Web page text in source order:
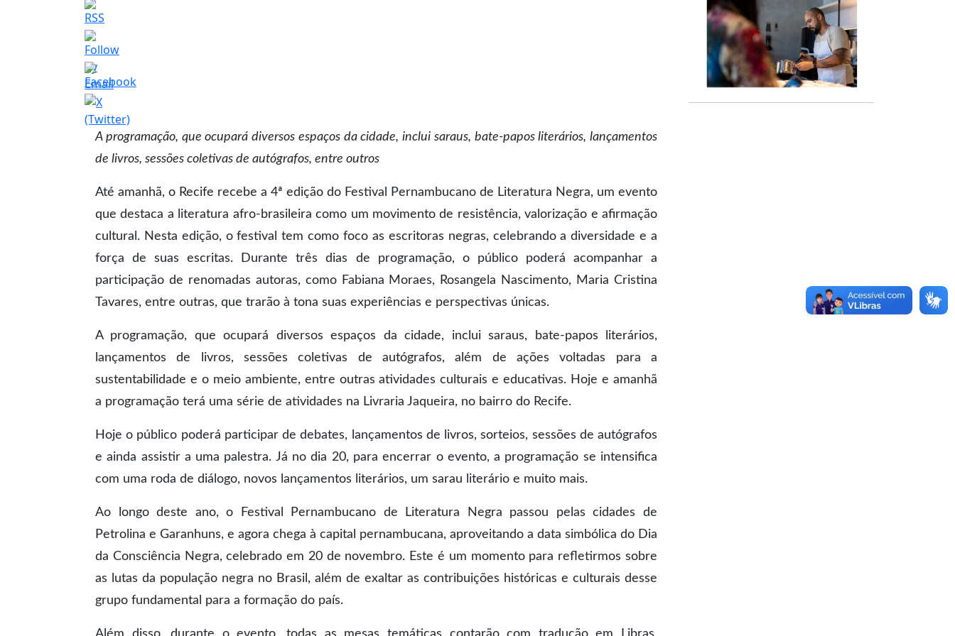
A programação, que ocupará diversos espaços da cidade, inclui saraus, bate-papos literários, lançamentos
de livros, sessões coletivas de autógrafos, entre outros
Até amanhã, o Recife recebe a 4ª edição do Festival Pernambucano de Literatura Negra, um evento
que destaca a literatura afro-brasileira como um movimento de resistência, valorização e afirmação
cultural. Nesta edição, o festival tem como foco as escritoras negras, celebrando a diversidade e a
força de suas escritas. Durante três dias de programação, o público poderá acompanhar a
participação de renomadas autoras, como Fabiana Moraes, Rosangela Nascimento, Maria Cristina
Tavares, entre outras, que trarão à tona suas experiências e perspectivas únicas.
A programação, que ocupará diversos espaços da cidade, inclui saraus, bate-papos literários,
lançamentos de livros, sessões coletivas de autógrafos, além de ações voltadas para a
sustentabilidade e o meio ambiente, entre outras atividades culturais e educativas. Hoje e amanhã
a programação terá uma série de atividades na Livraria Jaqueira, no bairro do Recife.
Hoje o público poderá participar de debates, lançamentos de livros, sorteios, sessões de autógrafos
e ainda assistir a uma palestra. Já no dia 20, para encerrar o evento, a programação se intensifica
com uma roda de diálogo, novos lançamentos literários, um sarau literário e muito mais.
Ao longo deste ano, o Festival Pernambucano de Literatura Negra passou pelas cidades de
Petrolina e Garanhuns, e agora chega à capital pernambucana, aproveitando a data simbólica do Dia
da Consciência Negra, celebrado em 20 de novembro. Este é um momento para refletirmos sobre
as lutas da população negra no Brasil, além de exaltar as contribuições históricas e culturais desse
grupo fundamental para a formação do país.
Além disso, durante o evento, todas as mesas temáticas contarão com tradução em Libras,